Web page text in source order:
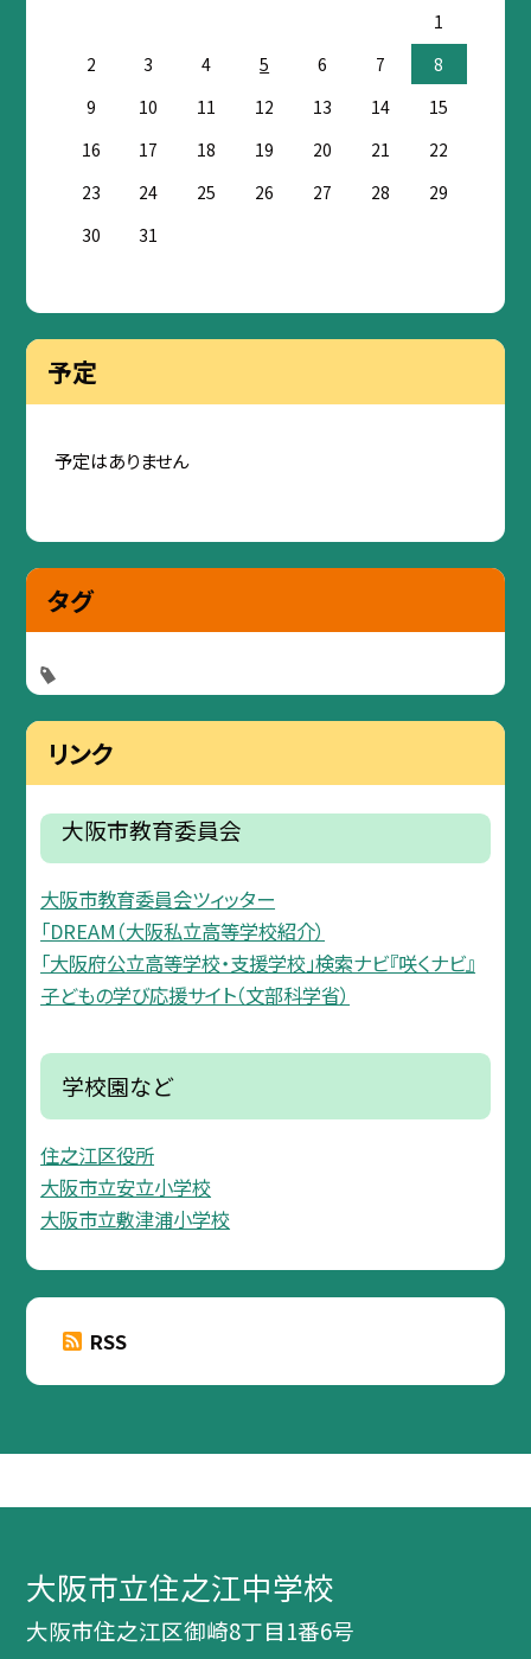
1
2
3 4 5 6 7
8
9
10 11 12 13 14
15
16
17 18 19 20 21
22
23
24 25 26 27 28
29
30
31
予定
予定はありません
タグ
リンク
大阪市教育委員会
大阪市教育委員会ツィッター
「DREAM（大阪私立高等学校紹介）
「大阪府公立高等学校・支援学校」検索ナビ『咲くナビ』
子どもの学び応援サイト（文部科学省）
学校園など
住之江区役所
大阪市立安立小学校
大阪市立敷津浦小学校
RSS
大阪市立住之江中学校
大阪市住之江区御崎8丁目1番6号